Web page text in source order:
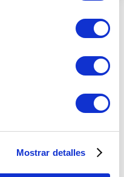
Mostrar detalles